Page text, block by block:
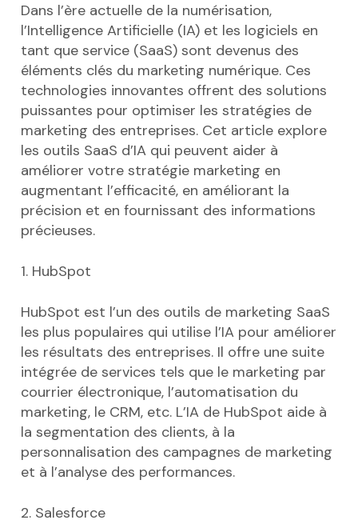
Dans l’ère actuelle de la numérisation,
l’Intelligence Artificielle (IA) et les logiciels en
tant que service (SaaS) sont devenus des
éléments clés du marketing numérique. Ces
technologies innovantes offrent des solutions
puissantes pour optimiser les stratégies de
marketing des entreprises. Cet article explore
les outils SaaS d’IA qui peuvent aider à
améliorer votre stratégie marketing en
augmentant l’efficacité, en améliorant la
précision et en fournissant des informations
précieuses.
1. HubSpot
HubSpot est l’un des outils de marketing SaaS
les plus populaires qui utilise l’IA pour améliorer
les résultats des entreprises. Il offre une suite
intégrée de services tels que le marketing par
courrier électronique, l’automatisation du
marketing, le CRM, etc. L’IA de HubSpot aide à
la segmentation des clients, à la
personnalisation des campagnes de marketing
et à l’analyse des performances.
2. Salesforce